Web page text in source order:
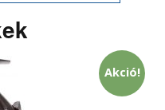
Akció!